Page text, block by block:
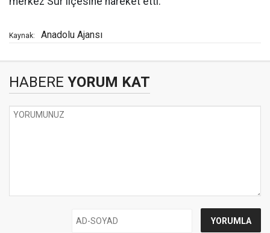
Kaynak: Anadolu Ajansı
HABERE YORUM KAT